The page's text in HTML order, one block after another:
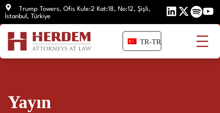
İçeriğe
atla
Trump Towers, Ofis Kule:2 Kat:18, No:12, Şişli,
İstanbul, Türkiye
TR-TR
Yayın